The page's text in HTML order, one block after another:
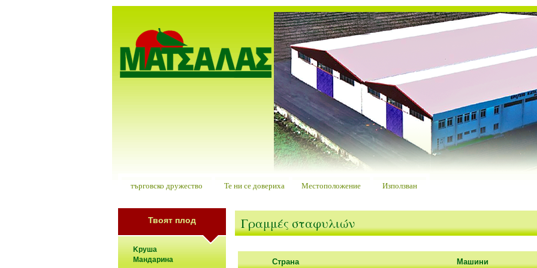
търговско дружество Те ни се довериха Местоположение Използван
Твоят плод
Kруша
Mандарина
Γραμμές σταφυλιών
Страна Машини